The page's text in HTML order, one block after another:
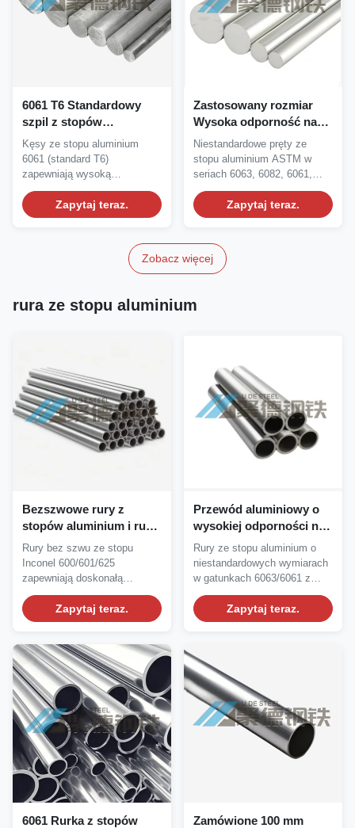
6061 T6 Standardowy
szpil z stopów
aluminium o wysokiej
odporności na korozję i
długości 5-8 cali dla
zastosowań
przemysłowych
Kęsy ze stopu aluminium
6061 (standard T6)
zapewniają wysoką
wytrzymałość, odporność na
korozję i...Zapytaj teraz.
Zastosowany rozmiar
Wysoka odporność na
korozję 6061 T6
Aluminiowy stołek
stopowy i aluminium
okrągły
Niestandardowe pręty ze
stopu aluminium ASTM w
seriach 6063, 6082, 6061,
6068, 5052, 5083 i 3003....
Zapytaj teraz.
Zobacz więcej
rura ze stopu aluminium
Bezszwowe rury z
stopów aluminium i rury
kapilarne o wysokiej
odporności na korozję
Metal precyzyjny o
niestandardowej
wielkości
Rury bez szwu ze stopu
Inconel 600/601/625
zapewniają doskonałą
odporność na korozję,
stabilność...Zapytaj teraz.
Przewód aluminiowy o
wysokiej odporności na
korozję do zastosowań
przemysłowych
Rury ze stopu aluminium o
niestandardowych wymiarach
w gatunkach 6063/6061 z
hartowaniem T5/T6....
Zapytaj teraz.
6061 Rurka z stopów
Zamówione 100 mm